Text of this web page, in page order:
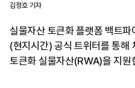
김정호 기자
실물자산 토큰화 플랫폼 백트
(현지시간) 공식 트위터를 통해
토큰화 실물자산(RWA)을 지원